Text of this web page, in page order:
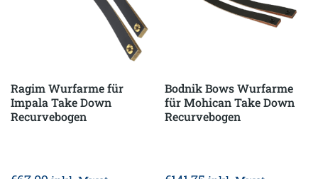
Ragim Wurfarme für
Impala Take Down
Recurvebogen
Bodnik Bows Wurfarme
für Mohican Take Down
Recurvebogen